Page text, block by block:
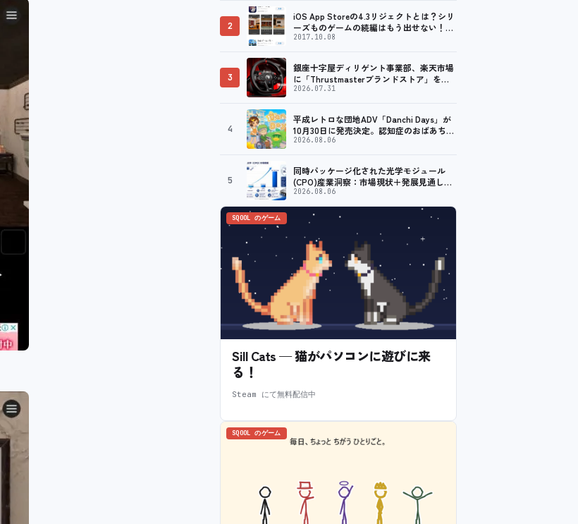
2
iOS App Storeの4.3リジェクトとは？シリ
ーズものゲームの続編はもう出せない！？
脱出ゲームで相次ぐリジェクト
2017.10.08
3
銀座十字屋ディリゲント事業部、楽天市場
に「Thrustmasterブランドストア」をオ
ープン。記念キャンペーンでポイントアッ
2026.07.31
4
平成レトロな団地ADV「Danchi Days」が
10月30日に発売決定。認知症のおばあちゃ
んのために夏祭り復活を目指す
2026.08.06
5
同時パッケージ化された光学モジュール
(CPO)産業洞察：市場現状＋発展見通し
（2026年版） – 年平均成長率（CAGR）
38.57％の超高速成長
2026.08.06
SQOOL のゲーム
Sill Cats — 猫がパソコンに遊びに来
る！
Steam にて無料配信中
SQOOL のゲーム